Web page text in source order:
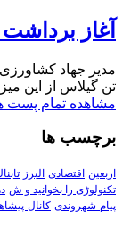
آغاز
تن گیلاس از این
مشاهده تمام پست
برچسب ها
اربعین اقتصادی البرز
تکنولوڑی را بخوانید و ش
پیام-شهروندی کانال-